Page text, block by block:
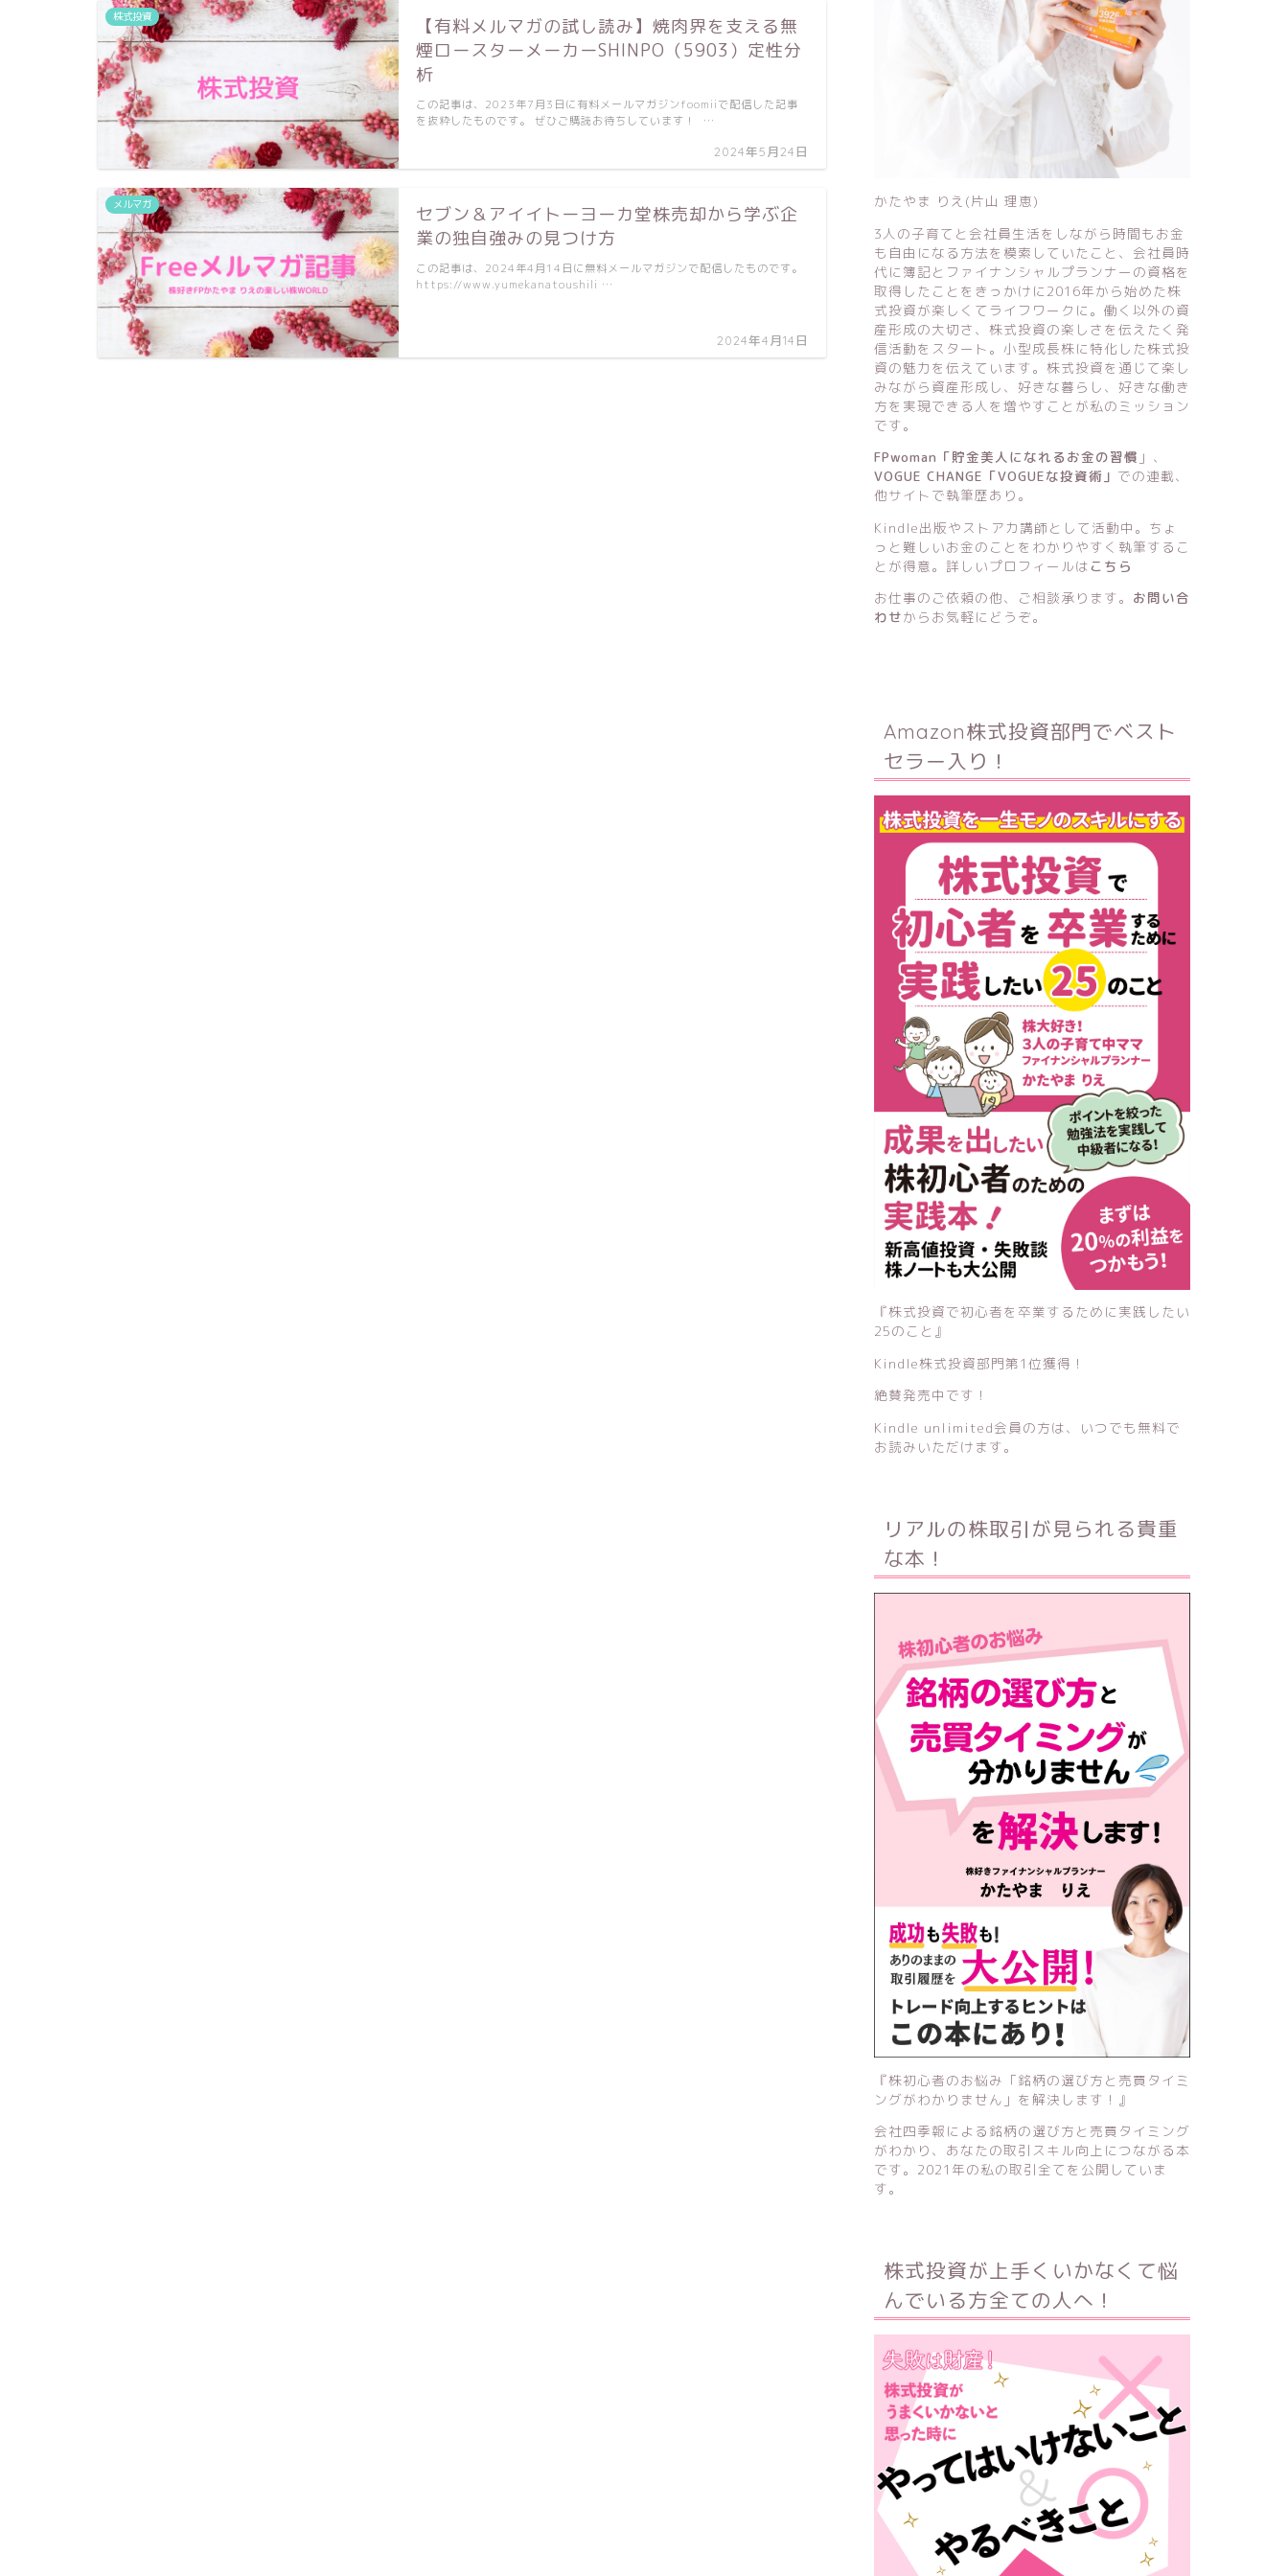
株式投資
【有料メルマガの試し読み】焼肉界を支える無
煙ロースターメーカーSHINPO（5903）定性分
析
2024年5月24日
この記事は、2023年7月3日に有料メールマガジンfoomiiで配信した記事
を抜粋したものです。 ぜひご購読お待ちしています！ …
メルマガ
セブン＆アイイトーヨーカ堂株売却から学ぶ企
業の独自強みの見つけ方
2024年4月14日
この記事は、2024年4月14日に無料メールマガジンで配信したものです。
https://www.yumekanatoushili …
かたやま りえ(片山 理恵)
3人の子育てと会社員生活をしながら時間もお金
も自由になる方法を模索していたこと、会社員時
代に簿記とファイナンシャルプランナーの資格を
取得したことをきっかけに2016年から始めた株
式投資が楽しくてライフワークに。働く以外の資
産形成の大切さ、株式投資の楽しさを伝えたく発
信活動をスタート。小型成長株に特化した株式投
資の魅力を伝えています。株式投資を通じて楽し
みながら資産形成し、好きな暮らし、好きな働き
方を実現できる人を増やすことが私のミッション
です。
FPwoman「貯金美人になれるお金の習慣 」 、
VOGUE CHANGE「VOGUEな投資術」 での連載、
他サイトで執筆歴あり。
Kindle出版や ストアカ講師 として活動中。ちょ
っと難しいお金のことをわかりやすく執筆するこ
とが得意。詳しいプロフィールはこちら
お仕事のご依頼の他、ご相談承ります。 お問い合
わせからお気軽にどうぞ。
Amazon株式投資部門でベスト
セラー入り！
『株式投資で初心者を卒業するために実践したい
25のこと』
Kindle株式投資部門第1位獲得！
絶賛発売中です！
Kindle unlimited会員の方は、いつでも無料で
お読みいただけます。
リアルの株取引が見られる貴重
な本！
『株初心者のお悩み「銘柄の選び方と売買タイミ
ングがわかりません」を解決します！』
会社四季報による銘柄の選び方と売買タイミング
がわかり、あなたの取引スキル向上につながる本
です。2021年の私の取引全てを公開していま
す。
株式投資が上手くいかなくて悩
んでいる方全ての人へ！